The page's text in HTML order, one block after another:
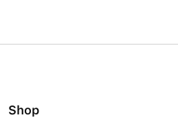
Shop